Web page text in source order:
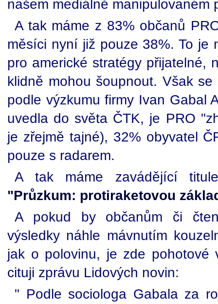
našem mediálně manipulovaném
A tak máme z 83% občanů
měsíci nyní již pouze 38%. To je
pro americké stratégy přijatelné,
klidně mohou šoupnout. Však
podle výzkumu firmy Ivan Gabal
uvedla do světa ČTK, je PRO
je zřejmě tajné), 32% obyvatel
pouze s radarem.
A tak máme zavádějící
"Průzkum: protiraketovou
A pokud by občanům či
výsledky náhle mávnutím
jak o polovinu, je zde pohotové
cituji zprávu Lidových novin:
" Podle sociologa Gabala za